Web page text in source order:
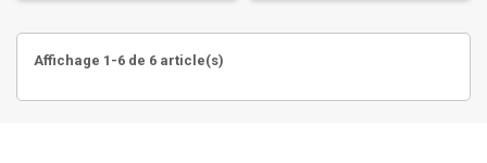
Affichage 1-6 de 6 article(s)